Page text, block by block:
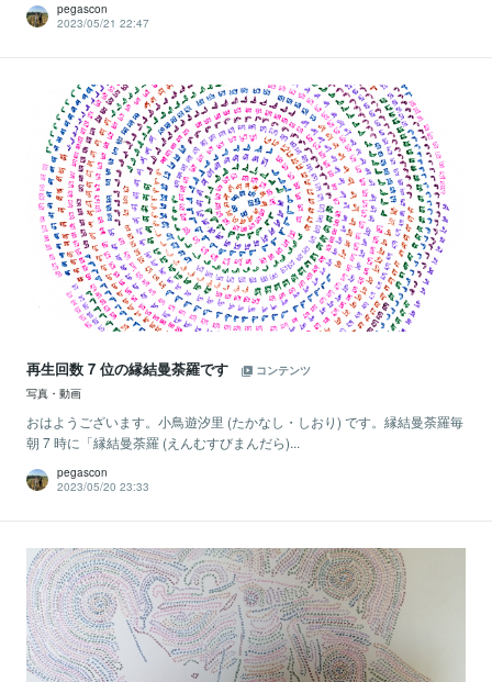
pegascon
2023/05/21 22:47
再生回数 7 位の縁結曼荼羅です
コンテンツ
写真・動画
おはようございます。小鳥遊汐里 (たかなし・しおり) です。縁結曼荼羅毎
朝 7 時に「縁結曼荼羅 (えんむすびまんだら)...
pegascon
2023/05/20 23:33